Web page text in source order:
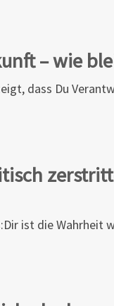
– wie
dass Du
ist die Wahrheit